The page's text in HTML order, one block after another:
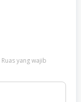
Ruas yang wajib